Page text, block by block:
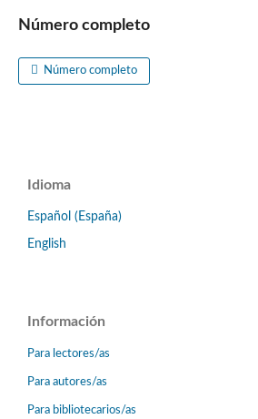
Número completo
Número completo
Idioma
Español (España)
English
Información
Para lectores/as
Para autores/as
Para bibliotecarios/as